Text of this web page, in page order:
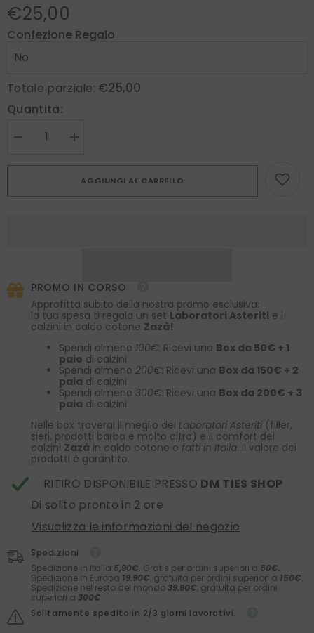
€25,00
Confezione Regalo
Totale parziale: €25,00
Quantità:
Diminuire
fiore
Aumenta
Piccolo
fiore
AGGIUNGI AL CARRELLO
PROMO IN CORSO
Approfitta subito della nostra promo esclusiva:
la tua spesa ti regala un set Laboratori Asteriti e i
calzini in caldo cotone Zazà!
Spendi almeno 100€: Ricevi una Box da 50€ + 1
paio di calzini
Spendi almeno 200€: Ricevi una Box da 150€ + 2
paia di calzini
Spendi almeno 300€: Ricevi una Box da 200€ + 3
paia di calzini
Nelle box troverai il meglio dei Laboratori Asteriti (filler,
sieri, prodotti barba e molto altro) e il comfort dei
calzini Zazà in caldo cotone e fatti in Italia. Il valore dei
prodotti è garantito.
RITIRO DISPONIBILE PRESSO DM TIES SHOP
Di solito pronto in 2 ore
Visualizza le informazioni del negozio
Spedizioni
Spedizione in Italia 5,90€. Gratis per ordini superiori a 50€.
Spedizione in Europa 19.90€, gratuita per ordini superiori a 150€.
Spedizione nel resto del mondo 39.90€, gratuita per ordini
superiori a 300€
Solitamente spedito in 2/3 giorni lavorativi.